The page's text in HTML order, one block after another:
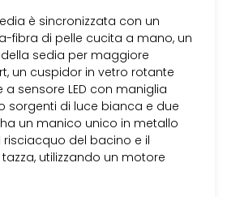
è sincronizzata con un
fibra di pelle cucita a mano, un
sedia per maggiore
un cuspidor in vetro rotante
a sensore LED con maniglia
sorgenti di luce bianca e due
un manico unico in metallo
del bacino e il
utilizzando un motore